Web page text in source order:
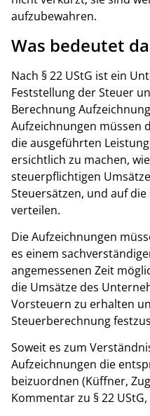
aufzubewahren.
Was bedeutet
Nach § 22 UStG ist ein
Feststellung der Steuer
Berechnung
Aufzeichnungen müssen
die ausgeführten
ersichtlich zu machen,
steuerpflichtigen
Steuersätzen, und auf
verteilen.
Die Aufzeichnungen
es einem
angemessenen Zeit
die Umsätze des
Vorsteuern zu erhalten
Steuerberechnung
Soweit es zum
Aufzeichnungen die
beizuordnen (Küffner,
Kommentar zu § 22 UStG,